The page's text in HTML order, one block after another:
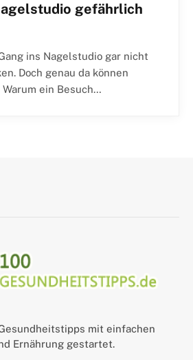
gefährlich
ins Nagelstudio gar nicht
Doch genau da können
ein Besuch…
mit einfachen
Ernährung gestartet.